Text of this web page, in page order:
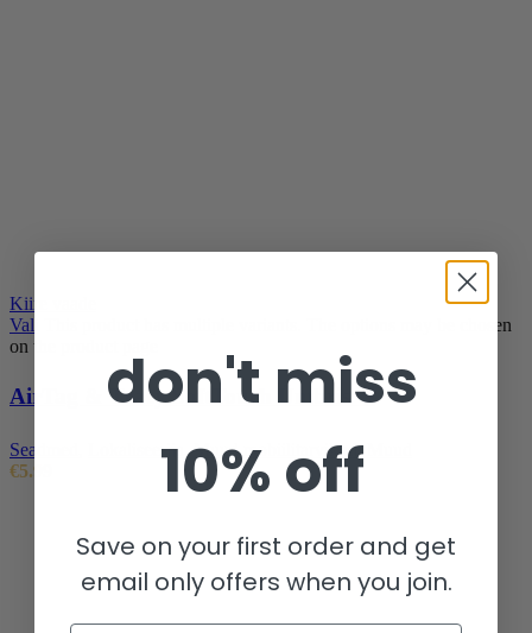
Kiire vaade
Vali
This product has multiple variants. The options may be chosen
on the product page
AirTag & Tracy SoftTouch Ümbris 🛡️
Seadmed Lokaliseerija , Muud mobiilitarvikud,
€5.99
don't miss
10% off
Save on your first order and get
email only offers when you join.